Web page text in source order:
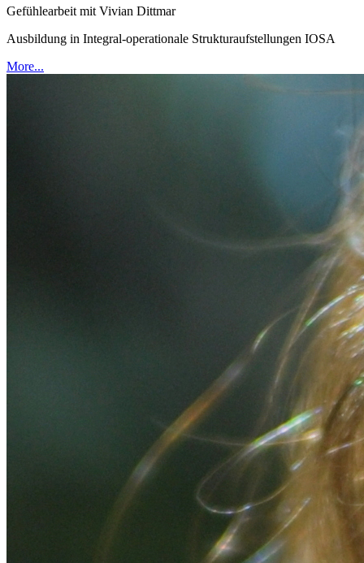
Gefühlearbeit mit Vivian Dittmar
Ausbildung in Integral-operationale Strukturaufstellungen IOSA
More...